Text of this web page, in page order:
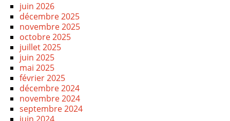
juin 2026
décembre 2025
novembre 2025
octobre 2025
juillet 2025
juin 2025
mai 2025
février 2025
décembre 2024
novembre 2024
septembre 2024